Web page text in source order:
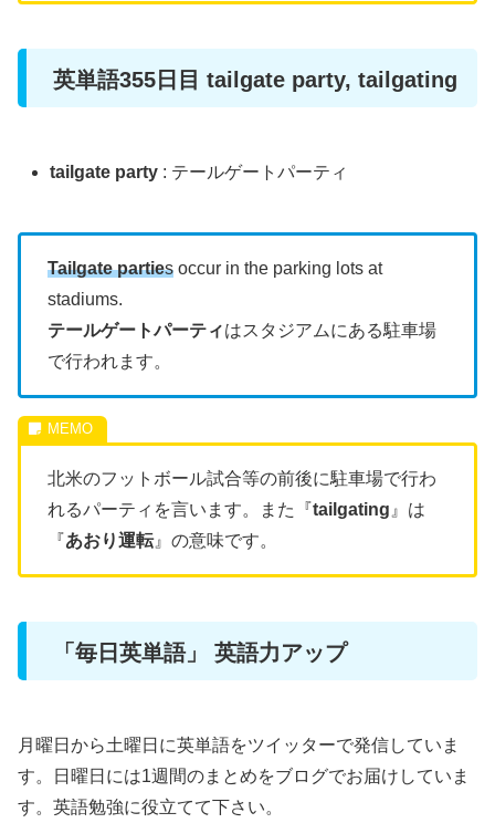
英単語355日目 tailgate party, tailgating
tailgate party : テールゲートパーティ
Tailgate parties occur in the parking lots at
stadiums.
テールゲートパーティはスタジアムにある駐車場
で行われます。
北米のフットボール試合等の前後に駐車場で行わ
れるパーティを言います。また『tailgating 』は
『あおり運転』の意味です。
「毎日英単語」 英語力アップ
月曜日から土曜日に英単語をツイッターで発信していま
す。日曜日には1週間のまとめをブログでお届けしていま
す。英語勉強に役立てて下さい。